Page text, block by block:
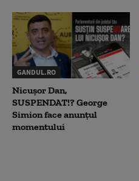
GANDUL.RO
Nicușor Dan,
SUSPENDAT!? George
Simion face anunțul
momentului